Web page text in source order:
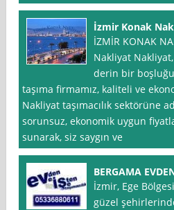
İzmir Konak
İZMİR KONAK
Nakliyat Nakliyat,
derin bir
taşıma firmamız, kaliteli ve
Nakliyat taşımacılık sektörüne
sorunsuz, ekonomik uygun
sunarak, siz saygın ve
BERGAMA
İzmir, Ege
güzel